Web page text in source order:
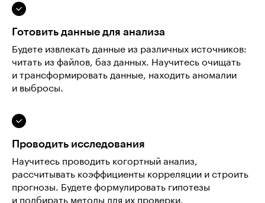
Готовить данные для анализа
Будете извлекать данные из различных источников:
читать из файлов, баз данных. Научитесь очищать
и трансформировать данные, находить аномалии
и выбросы.
Проводить исследования
Научитесь проводить когортный анализ,
рассчитывать коэффициенты корреляции и строить
прогнозы. Будете формулировать гипотезы
и подбирать методы для их проверки.